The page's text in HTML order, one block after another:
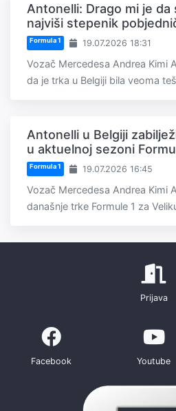
Antonelli: Drago mi je da
najviši stepenik
Formula 1 19.07.2026 18:31
Vozač Mercedesa Andrea Kimi
da je trka u Belgiji bila veoma
Antonelli u Belgiji
u aktuelnoj sezoni
Formula 1 19.07.2026 16:45
Vozač Mercedesa Andrea Kimi
današnje trke Formule 1 za
Prijava
Facebook Youtube